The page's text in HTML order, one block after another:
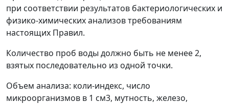
при соответствии результатов бактериологических и
физико-химических анализов требованиям
настоящих Правил.
Количество проб воды должно быть не менее 2,
взятых последовательно из одной точки.
Объем анализа: коли-индекс, число
микроорганизмов в 1 см3, мутность, железо,